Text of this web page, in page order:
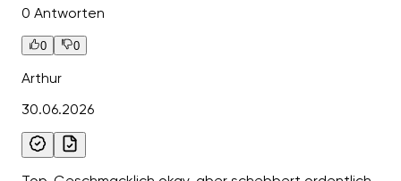
0 Antworten
0 0
Arthur
30.06.2026